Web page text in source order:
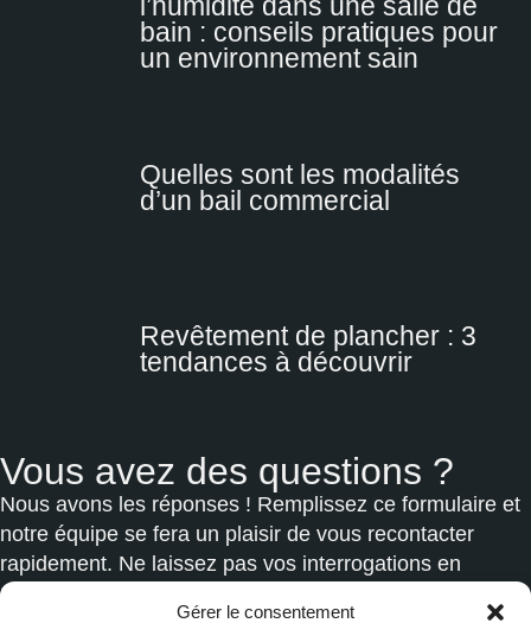
Gérer le consentement
l’humidité dans une salle de
bain : conseils pratiques pour
un environnement sain
Quelles sont les modalités
d’un bail commercial
Revêtement de plancher : 3
tendances à découvrir
Vous avez des questions ?
Nous avons les réponses ! Remplissez ce formulaire et
notre équipe se fera un plaisir de vous recontacter
rapidement. Ne laissez pas vos interrogations en
suspens, engagez la conversation dès maintenant !